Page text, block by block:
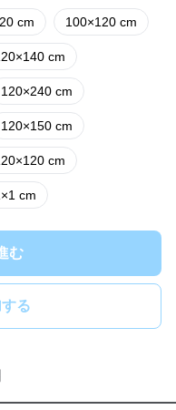
cm 100×120 cm
cm
120×240 cm
120×150 cm
cm
cm
む
る